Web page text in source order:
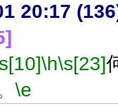
20:17
\h\s[23]
\e